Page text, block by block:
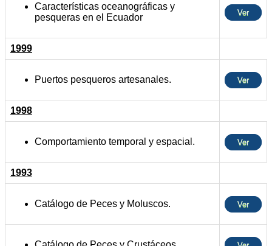
Características oceanográficas y
pesqueras en el Ecuador
Ver
1999
Puertos pesqueros artesanales. Ver
1998
Comportamiento temporal y espacial. Ver
1993
Catálogo de Peces y Moluscos. Ver